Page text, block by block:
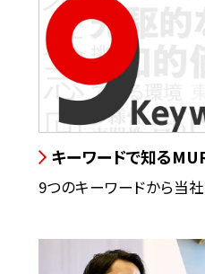
キーワードで知る
9つのキーワードから当